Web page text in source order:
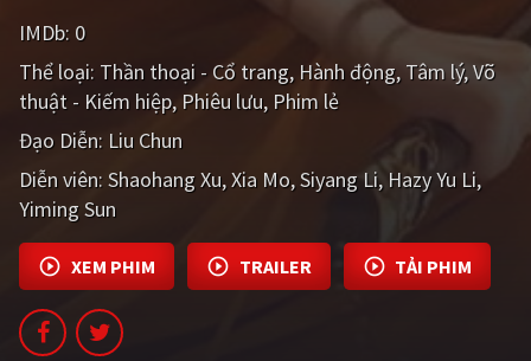
CẬP NHẬT
PHIM MỚI
PHIM BỘ
PHIM LẺ
PHIM CHIẾU RẠP
TUYỂN TẬP PHIM
BLOG
IMDb: 0
Thể loại: Thần thoại - Cổ trang Hành động Tâm lý Võ
thuật - Kiếm hiệp Phiêu lưu Phim lẻ
Đạo Diễn: Liu Chun
Diễn viên: Shaohang Xu Xia Mo Siyang Li Hazy Yu Li
Yiming Sun
XEM PHIM TRAILER TẢI PHIM